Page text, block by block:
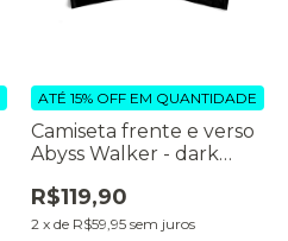
Camiseta frente e verso
Abyss Walker - dark
R$119,90
2 x de R$59,95 sem juros
ATÉ 15% OFF EM QUANTIDADE